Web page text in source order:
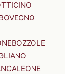
BOVEGNO
BOZZOLE